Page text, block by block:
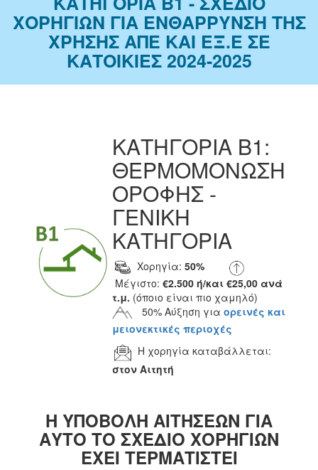
ΧΟΡΗΓΙΩΝ ΓΙΑ ΕΝΘΑΡΡΥΝΣΗ ΤΗΣ
ΧΡΗΣΗΣ ΑΠΕ ΚΑΙ ΕΞ.Ε ΣΕ
ΚΑΤΟΙΚΙΕΣ 2024-2025
ΚΑΤΗΓΟΡΙΑ Β1:
ΘΕΡΜΟΜΟΝΩΣΗ
ΟΡΟΦΗΣ -
ΓΕΝΙΚΗ
ΚΑΤΗΓΟΡΙΑ
Χορηγία: 50%
Μέγιστο: €2.500 ή/και €25,00 ανά
τ.μ. (όποιο είναι πιο χαμηλό)
50% Αύξηση για ορεινές και
μειονεκτικές περιοχές
Η χορηγία καταβάλλεται:
στον Αιτητή
Η ΥΠΟΒΟΛΗ ΑΙΤΗΣΕΩΝ ΓΙΑ
ΑΥΤΟ ΤΟ ΣΧΕΔΙΟ ΧΟΡΗΓΙΩΝ
ΕΧΕΙ ΤΕΡΜΑΤΙΣΤΕΙ